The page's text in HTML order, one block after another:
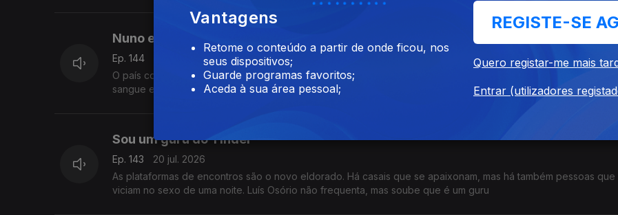
Nuno e Henrique
Ep. 144
O país conhece-os desde que eram crianças. E nunca mais os perdeu de vista. São dois poderosos talentos,
sangue e a sua história foi feita de tragédia e aplausos.
Sou um guru do Tinder
Ep. 143
20 jul. 2026
As plataformas de encontros são o novo eldorado. Há casais que se apaixonam, mas há também pessoas que
viciam no sexo de uma noite. Luís Osório não frequenta, mas soube que é um guru
Vantagens
Retome o conteúdo a partir de onde ficou, nos
seus dispositivos;
Guarde programas favoritos;
Aceda à sua área pessoal;
REGISTE-SE
Quero registar-me mais
Entrar (utilizadores